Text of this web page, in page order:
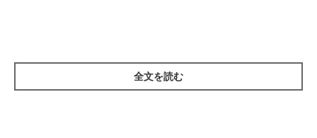
飼い主さんいわく、初めてお風呂に入ったときからとってもおと
なしく、いつもお利口さんにしてくれているというむぎちゃん
全文を読む